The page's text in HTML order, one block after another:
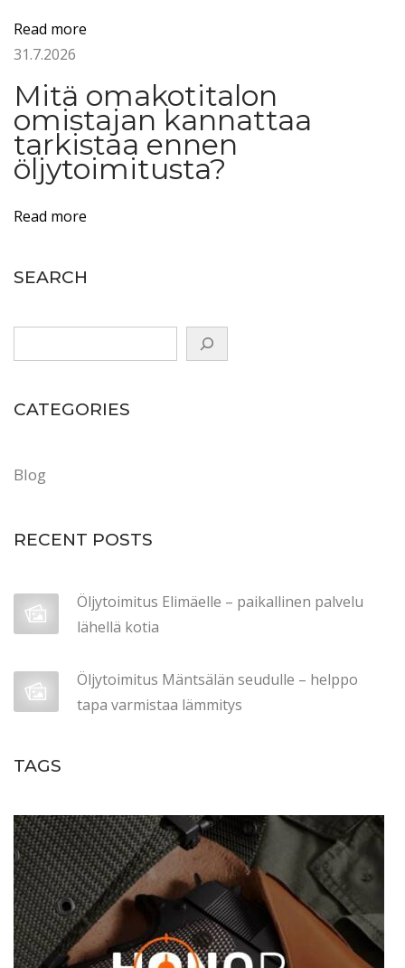
i
l
a
n
a
l
e
l
m
l
o
t
l
s
a
n
t
t
a
a
t
e
Read more
31.7.2026
Mitä omakotitalon
omistajan kannattaa
tarkistaa ennen
öljytoimitusta?
Read more
SEARCH
CATEGORIES
Blog
RECENT POSTS
Öljytoimitus Elimäelle – paikallinen palvelu
lähellä kotia
Öljytoimitus Mäntsälän seudulle – helppo
tapa varmistaa lämmitys
TAGS